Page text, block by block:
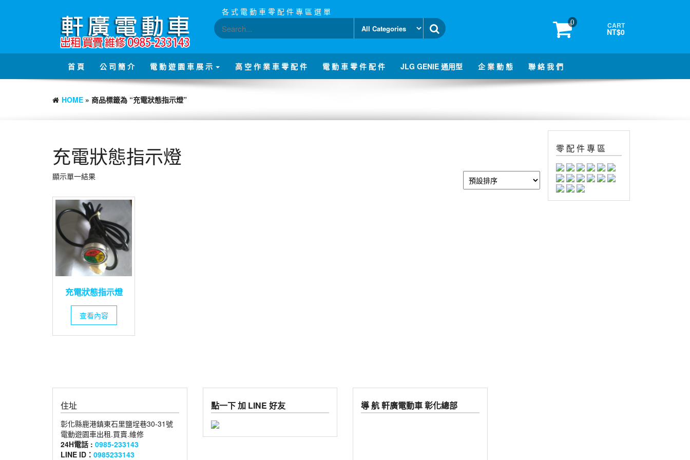
各 式 電 動 車 零 配 件 專 區 選 單
0 CART
NT$0
首 頁 公 司 簡 介 電 動 遊 園 車 展 示 高 空 作 業 車 零 配 件 電 動 車 零 件 配 件 JLG GENIE 通用型 企 業 動 態 聯 絡 我 們
HOME » 商品標籤為 “充電狀態指示燈”
充電狀態指示燈
顯示單一結果
充電狀態指示燈
查看內容
零 配 件 專 區
住址
彰化縣鹿港鎮東石里鹽埕巷30-31號
電動遊園車出租.買賣.維修
24H電話 : 0985-233143
LINE ID： 0985233143
點一下 加 LINE 好友 導 航 軒廣電動車 彰化總部